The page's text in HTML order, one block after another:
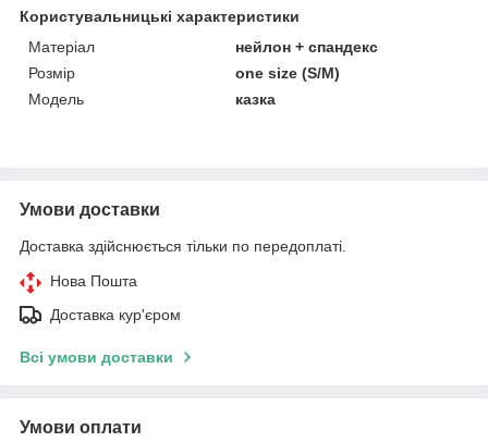
Користувальницькі характеристики
Матеріал
нейлон + спандекс
Розмір
one size (S/M)
Модель
казка
Умови доставки
Доставка здійснюється тільки по передоплаті.
Нова Пошта
Доставка кур'єром
Всі умови доставки
Умови оплати